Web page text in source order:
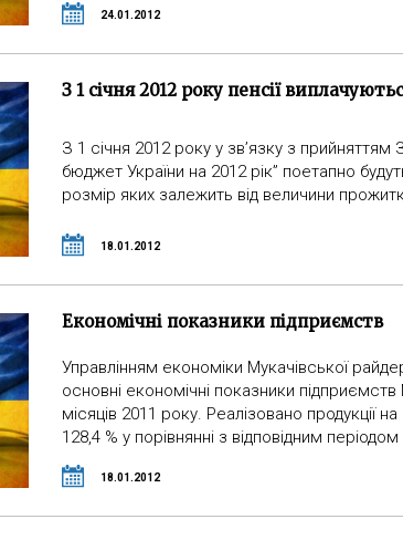
24.01.2012
З 1 січня 2012 року пенсії
З 1 січня 2012 року у зв’язку з
бюджет України на 2012 рік” поетапно
розмір яких залежить від величини
18.01.2012
Економічні показники підприємств
Управлінням економіки Мукачівської
основні економічні показники
місяців 2011 року. Реалізовано продукції
128,4 % у порівнянні з відповідним
18.01.2012